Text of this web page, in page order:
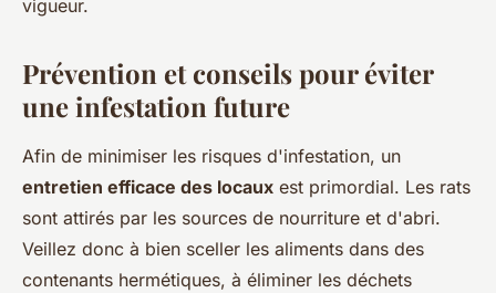
vigueur.
Prévention et conseils pour éviter
une infestation future
Afin de minimiser les risques d'infestation, un
entretien efficace des locaux est primordial. Les rats
sont attirés par les sources de nourriture et d'abri.
Veillez donc à bien sceller les aliments dans des
contenants hermétiques, à éliminer les déchets